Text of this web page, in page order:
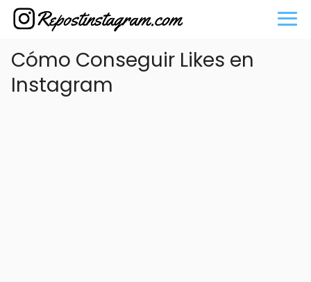
Cómo Conseguir Likes en
Instagram